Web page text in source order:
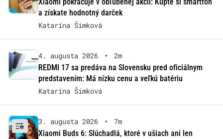
Xiaomi pokračuje v obľúbenej akcii: Kúpte si smartfón
a získate hodnotný darček
Katarína Šimková
4. augusta 2026 •
2m
REDMI 17 sa predáva na Slovensku pred oficiálnym
predstavením: Má nízku cenu a veľkú batériu
Katarína Šimková
3. augusta 2026 •
7m
Xiaomi Buds 6: Slúchadlá, ktoré v ušiach ani len